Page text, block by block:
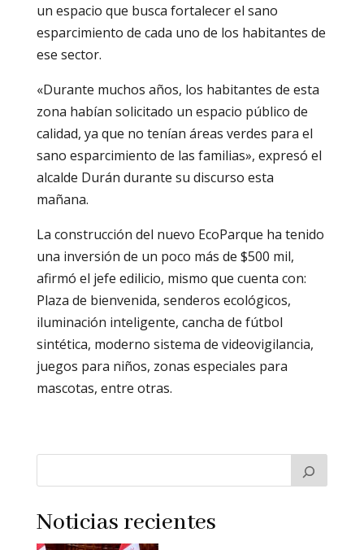
un espacio que busca fortalecer el sano
esparcimiento de cada uno de los habitantes de
ese sector.
«Durante muchos años, los habitantes de esta
zona habían solicitado un espacio público de
calidad, ya que no tenían áreas verdes para el
sano esparcimiento de las familias», expresó el
alcalde Durán durante su discurso esta
mañana.
La construcción del nuevo EcoParque ha tenido
una inversión de un poco más de $500 mil,
afirmó el jefe edilicio, mismo que cuenta con:
Plaza de bienvenida, senderos ecológicos,
iluminación inteligente, cancha de fútbol
sintética, moderno sistema de videovigilancia,
juegos para niños, zonas especiales para
mascotas, entre otras.
Noticias recientes